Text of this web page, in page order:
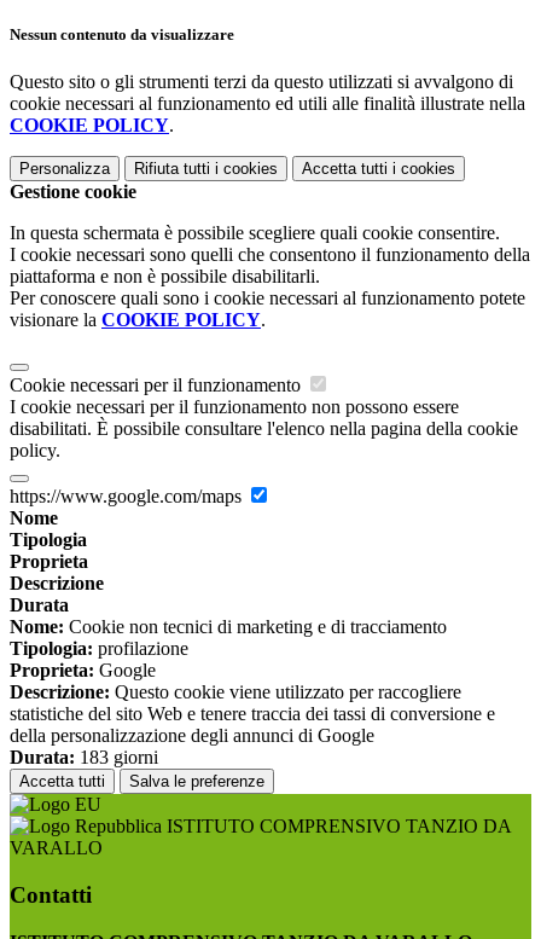
Nessun contenuto da visualizzare
Questo sito o gli strumenti terzi da questo utilizzati si avvalgono di
cookie necessari al funzionamento ed utili alle finalità illustrate nella
COOKIE POLICY.
Personalizza Rifiuta tutti i cookies Accetta tutti i cookies
Gestione cookie
In questa schermata è possibile scegliere quali cookie consentire.
I cookie necessari sono quelli che consentono il funzionamento della
piattaforma e non è possibile disabilitarli.
Per conoscere quali sono i cookie necessari al funzionamento potete
visionare la COOKIE POLICY.
Cookie necessari per il funzionamento
I cookie necessari per il funzionamento non possono essere
disabilitati. È possibile consultare l'elenco nella pagina della cookie
policy.
https://www.google.com/maps
Nome
Tipologia
Proprieta
Descrizione
Durata
Nome: Cookie non tecnici di marketing e di tracciamento
Tipologia: profilazione
Proprieta: Google
Descrizione: Questo cookie viene utilizzato per raccogliere
statistiche del sito Web e tenere traccia dei tassi di conversione e
della personalizzazione degli annunci di Google
Durata: 183 giorni
Accetta tutti Salva le preferenze
ISTITUTO COMPRENSIVO TANZIO DA
VARALLO
Contatti